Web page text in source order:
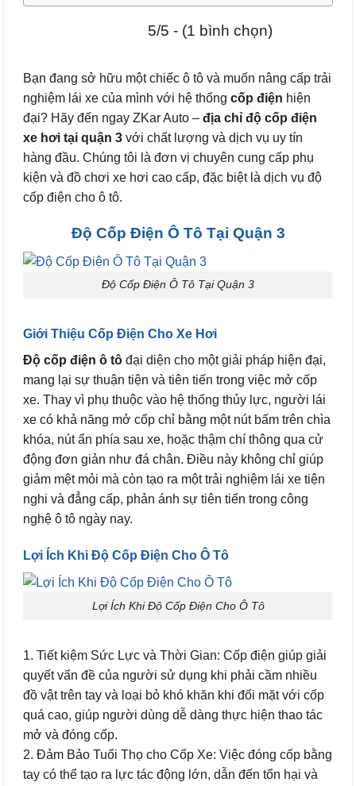
5/5 - (1 bình chọn)
Bạn đang sở hữu một chiếc ô tô và muốn nâng cấp trải
nghiệm lái xe của mình với hệ thống cốp điện hiện
đại? Hãy đến ngay ZKar Auto – địa chỉ độ cốp điện
xe hơi tại quận 3 với chất lượng và dịch vụ uy tín
hàng đầu. Chúng tôi là đơn vị chuyên cung cấp phụ
kiện và đồ chơi xe hơi cao cấp, đặc biệt là dịch vụ độ
cốp điện cho ô tô.
Độ Cốp Điện Ô Tô Tại Quận 3
Độ Cốp Điện Ô Tô Tại Quận 3
Giới Thiệu Cốp Điện Cho Xe Hơi
Độ cốp điện ô tô đại diện cho một giải pháp hiện đại,
mang lại sự thuận tiện và tiên tiến trong việc mở cốp
xe. Thay vì phụ thuộc vào hệ thống thủy lực, người lái
xe có khả năng mở cốp chỉ bằng một nút bấm trên chìa
khóa, nút ẩn phía sau xe, hoặc thậm chí thông qua cử
động đơn giản như đá chân. Điều này không chỉ giúp
giảm mệt mỏi mà còn tạo ra một trải nghiệm lái xe tiện
nghi và đẳng cấp, phản ánh sự tiên tiến trong công
nghệ ô tô ngày nay.
Lợi Ích Khi Độ Cốp Điện Cho Ô Tô
Lợi Ích Khi Độ Cốp Điện Cho Ô Tô
1. Tiết kiệm Sức Lực và Thời Gian: Cốp điện giúp giải
quyết vấn đề của người sử dụng khi phải cầm nhiều
đồ vật trên tay và loại bỏ khó khăn khi đối mặt với cốp
quá cao, giúp người dùng dễ dàng thực hiện thao tác
mở và đóng cốp.
2. Đảm Bảo Tuổi Thọ cho Cốp Xe: Việc đóng cốp bằng
tay có thể tạo ra lực tác động lớn, dẫn đến tổn hại và